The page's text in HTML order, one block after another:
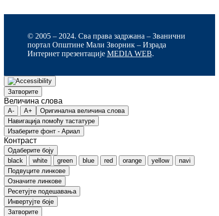
© 2005 – 2024. Сва права задржана – Званични
портал Општине Мали Зворник – Израда
Интернет презентације MEDIA WEB.
Затворите
Величина слова
A- A+
Оригинална величина слова
Навигација помоћу тастатуре
Изаберите фонт - Ариал
Контраст
Одаберите боју
black
white green blue red orange yellow
navi
Подвуците линкове
Означите линкове
Ресетујте подешавања
Инвертујте боје
Затворите